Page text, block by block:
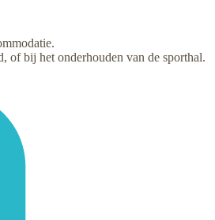
of bij het onderhouden van de sporthal.